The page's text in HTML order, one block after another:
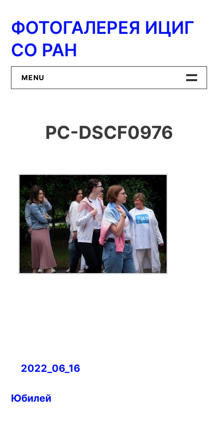
содержимому
ФОТОГАЛЕРЕЯ ИЦИГ
СО РАН
MENU
ИЦиГ СО РАН
PC-DSCF0976
Навигация
записям
2022_06_16
Юбилей